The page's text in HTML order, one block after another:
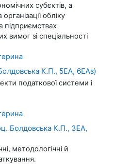
субєктів, а
обліку
підприємствах
вимог зі спеціальності
К.П., 5ЕА, 6ЕАз)
податкової системи і
Болдовська К.П., 3ЕА,
методологічні й